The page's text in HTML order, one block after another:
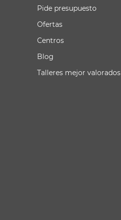
Pide presupuesto
Ofertas
Centros
Blog
Talleres mejor valorados